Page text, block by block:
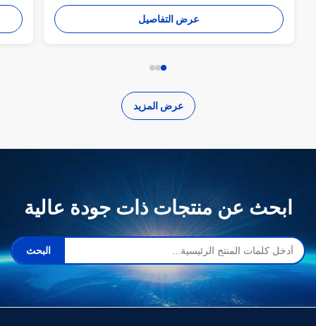
عرض التفاصيل
إلى
عرض المزيد
ابحث عن منتجات ذات جودة عالية
البحث